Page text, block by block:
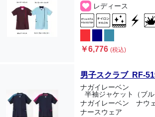
レディース
￥6,776(税込)
男子スクラブ RF-
ナガイレーベン
半袖ジャケット（ブ
ナガイレーベン ナウ
ナースウェア